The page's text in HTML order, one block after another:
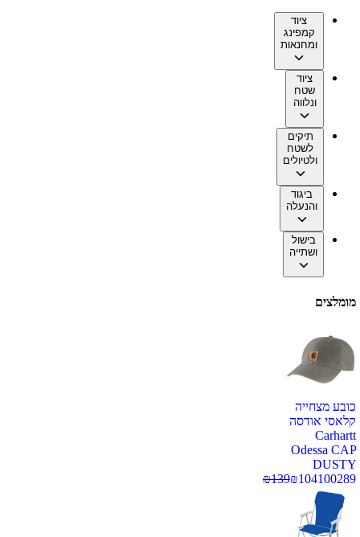
ציוד
קמפינג
ומחנאות
ציוד
שטח
ונלווה
תיקים
לשטח
ולטיולים
ביגוד
והנעלה
בישול
ושתייה
מומלצים
כובע מצחייה
קלאסי אודסה
Carhartt
Odessa CAP
DUSTY
100289
₪104
₪139